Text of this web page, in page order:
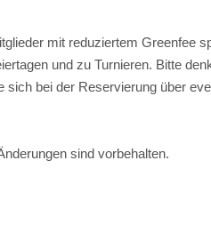
mit reduziertem Greenfee
und zu Turnieren. Bitte
bei der Reservierung über
sind vorbehalten.